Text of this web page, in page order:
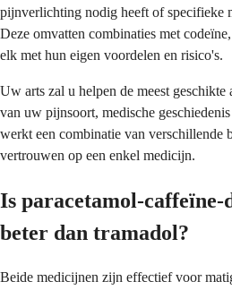
pijnverlichting nodig heeft of specifieke
Deze omvatten combinaties met
elk met hun eigen voordelen en risico's.
Uw arts zal u helpen de meest
van uw pijnsoort, medische
werkt een combinatie van verschillende
vertrouwen op een enkel medicijn.
Is paracetamol-caffeïne-
beter dan tramadol?
Beide medicijnen zijn effectief voor